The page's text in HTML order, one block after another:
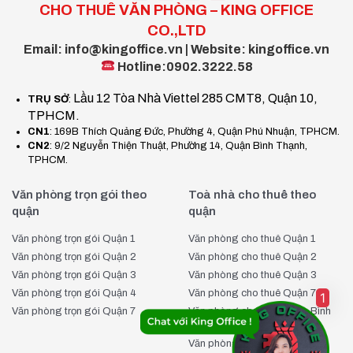
minh bạch và trung thực trong mọi giao dịch.
Hỗ trợ đưa rước khách xem văn phòng miễn phí:
Giúp khách hàng có cái nhìn trực quan về không gian văn
phòng trước khi quyết định thuê.
Cung cấp thông tin và hỗ trợ pháp lý cần thiết cho các
doanh nghiệp mới thành lập.
Hỗ trợ tư vấn thiết kế văn phòng Premier Office
Quận Tân Bình miễn phí:
Hỗ trợ tư vấn chiến lược Digital Marketing miễn phí:
Giúp doanh nghiệp xây dựng thương hiệu và phát triển kinh
doanh trên nền tảng số.
Những ưu điểm vượt trội này chính là lý do khiến nhiều doanh
nghiệp tin tưởng lựa chọn King Office là đối tác cung cấp giải
pháp văn phòng trọn gói hàng đầu tại TP. Hồ Chí Minh. Với
phương châm luôn đặt lợi ích khách hàng lên hàng đầu, King
Office cam kết mang đến dịch vụ chuyên nghiệp và hiệu quả,
CHO THUÊ VĂN PHÒNG – KING OFFICE
CO.,LTD
Email: info@kingoffice.vn | Website: kingoffice.vn
Hotline:0902.3222.58
TRỤ SỞ: Lầu 12 Tòa Nhà Viettel 285 CMT8, Quận 10,
TPHCM.
CN1: 169B Thích Quảng Đức, Phường 4, Quận Phú Nhuận, TPHCM.
CN2: 9/2 Nguyễn Thiện Thuật, Phường 14, Quận Bình Thạnh,
TPHCM.
Văn phòng trọn gói theo
quận
Văn phòng trọn gói Quận 1
Văn phòng trọn gói Quận 2
Văn phòng trọn gói Quận 3
Văn phòng trọn gói Quận 4
Văn phòng trọn gói Quận 7
Toà nhà cho thuê theo
quận
Văn phòng cho thuê Quận 1
Văn phòng cho thuê Quận 2
Văn phòng cho thuê Quận 3
Văn phòng cho thuê Quận 7
Văn phòng cho thuê Quận Bình
Thạnh
Văn phòng cho thuê Quận Phú
1